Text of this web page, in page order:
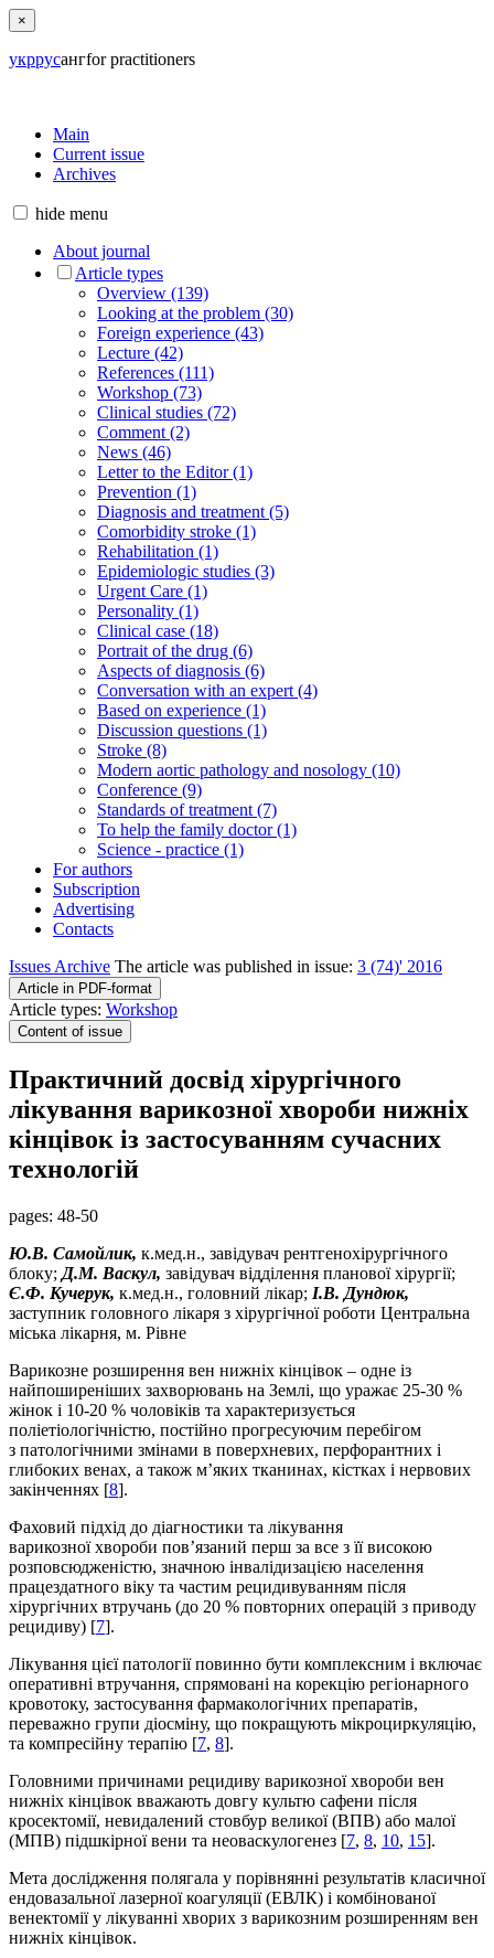
×
укррусангfor practitioners
Main
Current issue
Archives
hide menu
About journal
Article types
Overview (139)
Looking at the problem (30)
Foreign experience (43)
Lecture (42)
References (111)
Workshop (73)
Clinical studies (72)
Comment (2)
News (46)
Letter to the Editor (1)
Prevention (1)
Diagnosis and treatment (5)
Comorbidity stroke (1)
Rehabilitation (1)
Epidemiologic studies (3)
Urgent Care (1)
Personality (1)
Clinical case (18)
Portrait of the drug (6)
Aspects of diagnosis (6)
Conversation with an expert (4)
Based on experience (1)
Discussion questions (1)
Stroke (8)
Modern aortic pathology and nosology (10)
Conference (9)
Standards of treatment (7)
To help the family doctor (1)
Science - practice (1)
For authors
Subscription
Advertising
Contacts
Issues Archive The article was published in issue: 3 (74)' 2016
Article in PDF-format
Article types: Workshop
Content of issue
Практичний досвід хірургічного
лікування варикозної хвороби нижніх
кінцівок із застосуванням сучасних
технологій
pages: 48-50
Ю.В. Самойлик, к.мед.н., завідувач рентгенохірургічного
блоку; Д.М. Васкул, завідувач відділення планової хірургії;
Є.Ф. Кучерук, к.мед.н., головний лікар; І.В. Дундюк,
заступник головного лікаря з хірургічної роботи Центральна
міська лікарня, м. Рівне
Варикозне розширення вен нижніх кінцівок – одне із
найпоширеніших захворювань на Землі, що уражає 25-30 %
жінок і 10-20 % чоловіків та характеризується
поліетіологічністю, постійно прогресуючим перебігом
з патологічними змінами в поверхневих, перфорантних і
глибоких венах, а також м’яких тканинах, кістках і нервових
закінченнях [8].
Фаховий підхід до діагностики та лікування
варикозної хвороби пов’язаний перш за все з її високою
розповсюдженістю, значною інвалідизацією населення
працездатного віку та частим рецидивуванням після
хірургічних втручань (до 20 % повторних операцій з приводу
рецидиву) [7].
Лікування цієї патології повинно бути комплекс­ним і включає
оперативні втручання, спрямовані на корекцію регіонарного
кровотоку, застосування фармакологічних препаратів,
переважно групи діосміну, що покращують мікроциркуляцію,
та компресійну терапію [7, 8].
Головними причинами рецидиву варикозної хвороби вен
нижніх кінцівок вважають довгу культю сафени після
кросектомії, невидалений стовбур великої (ВПВ) або малої
(МПВ) підшкірної вени та неоваскулогенез [7, 8, 10, 15].
Мета дослідження полягала у порівнянні результатів класичної
ендовазальної лазерної коагуляції (ЕВЛК) і комбінованої
венектомії у лікуванні хворих з варикозним розширенням вен
нижніх кінцівок.